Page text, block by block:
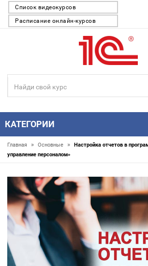
Список видеокурсов
Расписание онлайн-курсов
КАТЕГОРИИ
Главная » Основные »
Настройка отчетов в
управление персоналом»